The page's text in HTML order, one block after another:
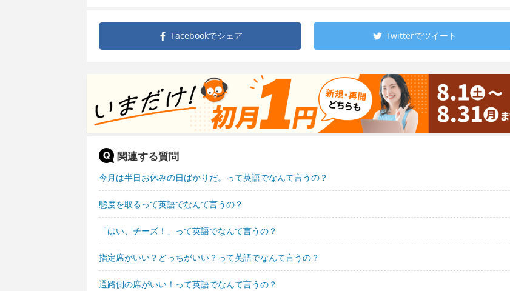
Facebookでシェア Twitterでツイート
関連する質問
今月は半日お休みの日ばかりだ。って英語でなんて言うの？
態度を取るって英語でなんて言うの？
「はい、チーズ！」って英語でなんて言うの？
指定席がいい？どっちがいい？って英語でなんて言うの？
通路側の席がいい！って英語でなんて言うの？